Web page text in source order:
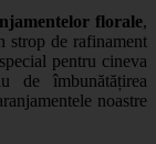
florale,
strop de rafinament
pentru cineva
de îmbunătățirea
noastre